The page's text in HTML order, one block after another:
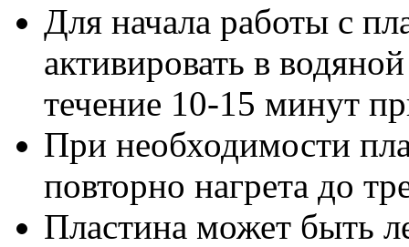
Для начала работы с
активировать в
течение 10-15 минут
При необходимости
повторно нагрета до
Пластина может быть